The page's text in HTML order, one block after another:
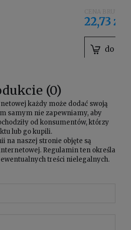
22,73 zł
do
(0)
każdy może dodać swoją
samym nie zapewniamy, aby
od konsumentów, którzy
lub go kupili.
na naszej stronie objęte są
Regulamin ten określa
treści nielegalnych.